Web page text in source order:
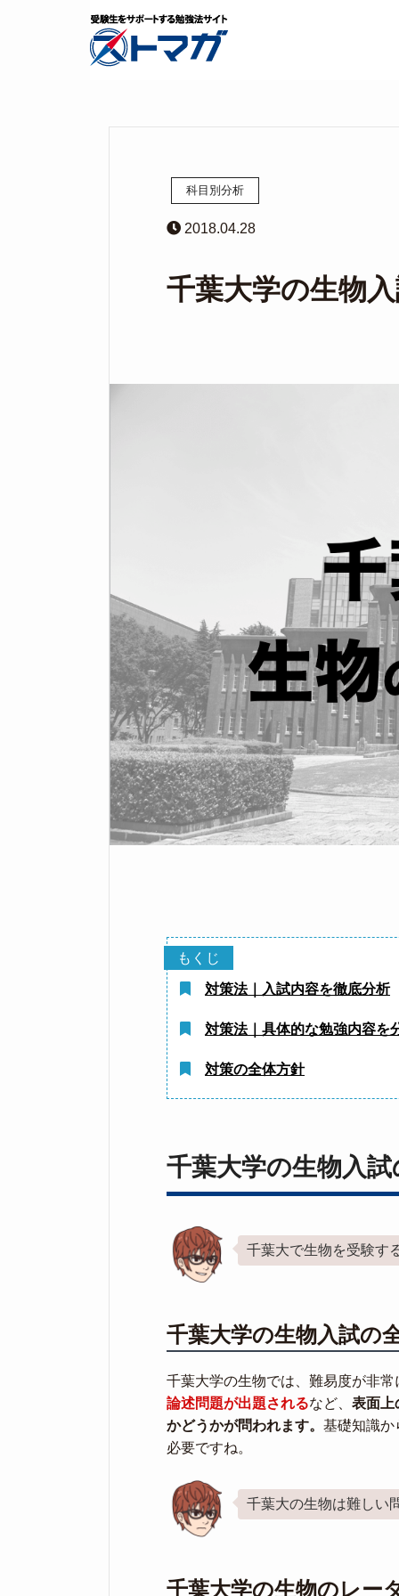
科目別分析
2018.04.28
千葉大学の生物
対策法｜入試内容を徹底分析
対策法｜具体的な勉強内容を
対策の全体方針
千葉大学の生物入
千葉大で生物を受験す
千葉大学の生物入試の
千葉大学の生物では、難易度が非
論述問題が出題されるなど、 表面上
かどうかが問われます。 基礎知識か
必要ですね。
千葉大の生物は難しい
千葉大学の生物のレー